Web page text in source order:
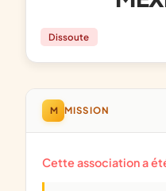
Dissoute
M MISSION
Cette association a